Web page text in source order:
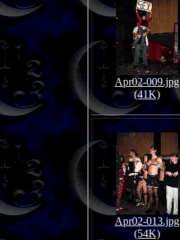
Apr02-009.jpg
(41K)
Apr02-013.jpg
(54K)